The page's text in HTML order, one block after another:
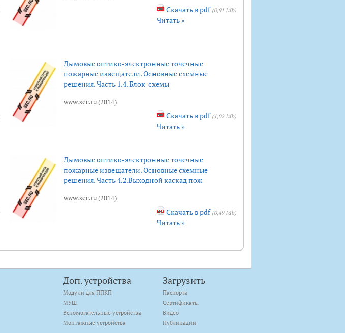
Скачать в pdf (0,91 Mb)
Читать »
Дымовые оптико-электронные точечные
пожарные извещатели. Основные схемные
решения. Часть 1.4. Блок-схемы
www.sec.ru (2014)
Скачать в pdf (1,02 Mb)
Читать »
Дымовые оптико-электронные точечные
пожарные извещатели. Основные схемные
решения. Часть 4.2.Выходной каскад пож
www.sec.ru (2014)
Скачать в pdf (0,49 Mb)
Читать »
Доп. устройства
Модули для ППКП
МУШ
Вспомогательные устройства
Монтажные устройства
Загрузить
Паспорта
Сертификаты
Видео
Публикации